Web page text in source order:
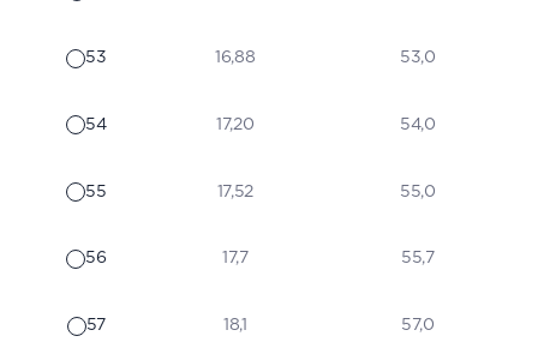
53 16,88 53,0
54 17,20 54,0
55 17,52 55,0
56 17,7 55,7
57 18,1 57,0